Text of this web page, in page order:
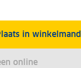
in winkelmand
online